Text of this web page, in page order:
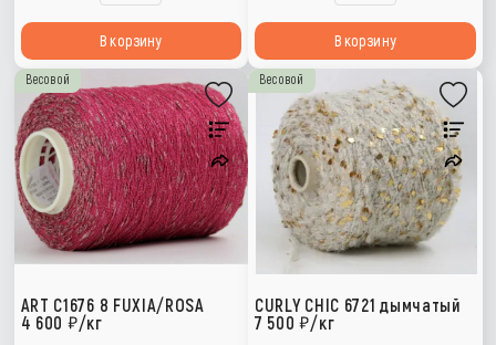
В корзину В корзину
Весовой
ART C1676 8 FUXIA/ROSA
4 600
/кг
Весовой
CURLY CHIC 6721 дымчатый
7 500 /кг